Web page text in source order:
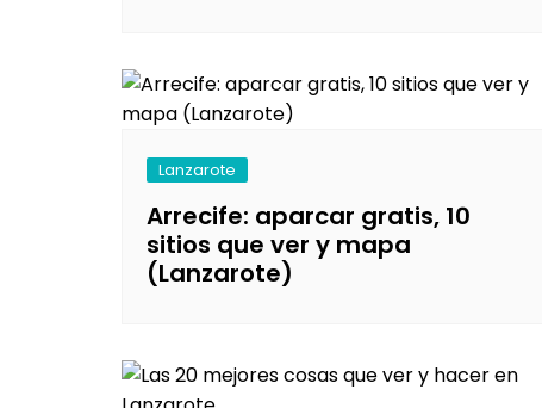
Lanzarote
Arrecife: aparcar gratis, 10
sitios que ver y mapa
(Lanzarote)